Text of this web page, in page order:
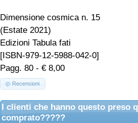
Dimensione cosmica n. 15
(Estate 2021)
Edizioni Tabula fati
[ISBN-979-12-5988-042-0]
Pagg. 80 - € 8,00
Recensioni
I clienti che hanno questo preso
comprato?????